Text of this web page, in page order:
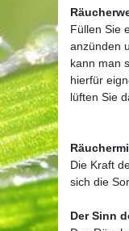
Füllen Sie
anzünden
kann man
hierfür
lüften Sie
Die Kraft
sich die
Der Sinn